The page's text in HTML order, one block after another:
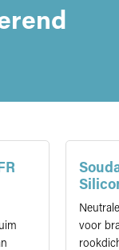
voor